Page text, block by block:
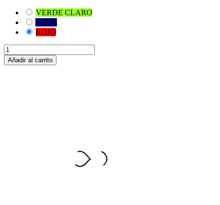
VERDE CLARO
AZUL
ROJO
Añadir al carrito